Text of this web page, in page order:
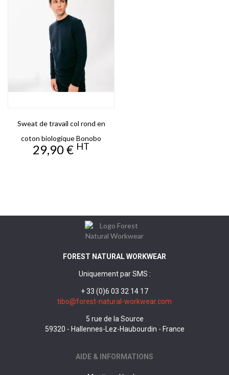
Sweat de travail col rond en
coton biologique Bonobo
Prix
29,90 € HT
FOREST NATURAL WORKWEAR
Uniquement par SMS :
+ 33 (0)6 03 32 14 17
tibo@forest-natural-workwear.com
5 rue de la Source
59320 - Hallennes-Lez-Haubourdin - France
AIDE & INFORMATIONS